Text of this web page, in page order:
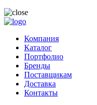
Компания
Каталог
Портфолио
Бренды
Поставщикам
Доставка
Контакты